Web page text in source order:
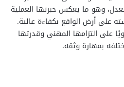
وهو ما يعكس خبرتها العملية
على أرض الواقع بكفاءة عالية.
على التزامها المهني وقدرتها
بمهارة وثقة.